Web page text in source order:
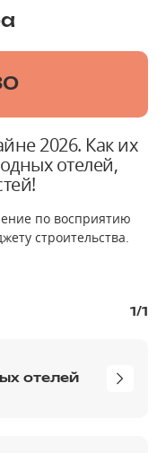
2026. Как их
отелей,
по восприятию
строительства.
1 /1
отелей